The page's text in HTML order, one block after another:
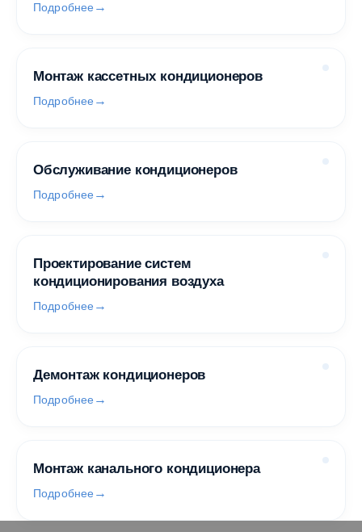
Подробнее
Монтаж кассетных кондиционеров
Подробнее
Обслуживание кондиционеров
Подробнее
Проектирование систем
кондиционирования воздуха
Подробнее
Демонтаж кондиционеров
Подробнее
Монтаж канального кондиционера
Подробнее